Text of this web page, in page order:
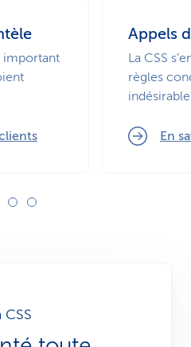
important
Appels
La CSS
règles
En